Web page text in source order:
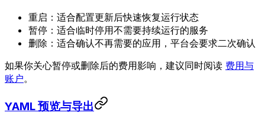
重启：适合配置更新后快速恢复运行状态
暂停：适合临时停用不需要持续运行的服务
删除：适合确认不再需要的应用，平台会要求二次确认
如果你关心暂停或删除后的费用影响，建议同时阅读 费用与
账户。
YAML 预览与导出